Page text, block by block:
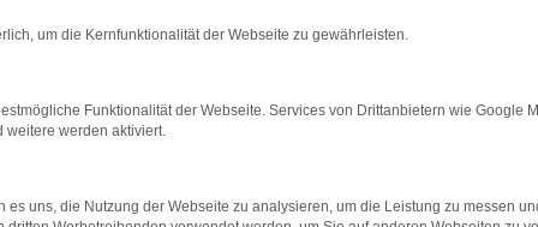
bieten wir Ihnen auch umfassende Serviceleistungen in
in bestem Zustand bleibt. Von der Wartung bis zur
wir seit Jahrzehnten die erste Adresse für Audi
erstklassigen Beratung sind wir Ihr idealer Partner für
um die Kernfunktionalität der Webseite zu gewährleisten.
Funktionalität der Webseite. Services von Drittanbietern wie Google
weitere werden aktiviert.
es uns, die Nutzung der Webseite zu analysieren, um die Leistung zu messen